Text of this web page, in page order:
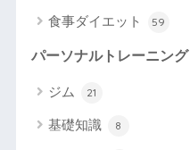
食事ダイエット 59
パーソナルトレーニング
ジム 21
基礎知識 8